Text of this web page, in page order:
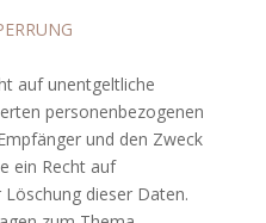
auf unentgeltliche
personenbezogenen
und den Zweck
ein Recht auf
dieser Daten.